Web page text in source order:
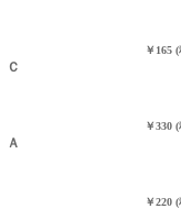
Ｃ
￥165
Ａ
￥330
￥220